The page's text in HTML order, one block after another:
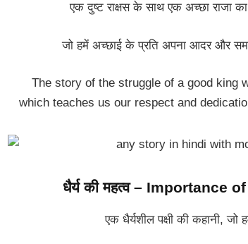
एक दुष्ट राक्षस के साथ एक अच्छा राजा का
जो हमें अच्छाई के प्रति अपना आदर और
The story of the struggle of a good king
which teaches us our respect and
धैर्य की महत्व – Importance
एक धैर्यशील पक्षी की कहानी, जो